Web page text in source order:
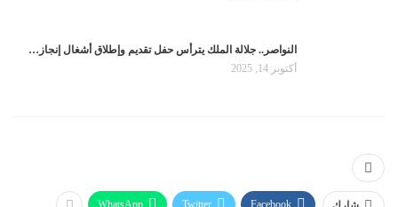
النواصر.. جلالة الملك يترأس حفل تقديم وإطلاق أشغال إنجاز…
أكتوبر 14, 2025
Facebook
Twitter
WhatsApp